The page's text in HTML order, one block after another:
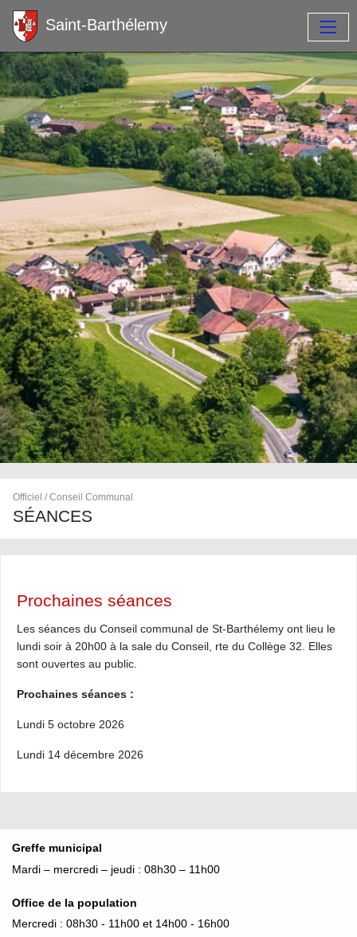
Saint-Barthélemy
Officiel / Conseil Communal
SÉANCES
Prochaines séances
Les séances du Conseil communal de St-Barthélemy ont lieu le
lundi soir à 20h00 à la sale du Conseil, rte du Collège 32. Elles
sont ouvertes au public.
Prochaines séances :
Lundi 5 octobre 2026
Lundi 14 décembre 2026
Greffe municipal
Mardi – mercredi – jeudi : 08h30 – 11h00
Office de la population
Mercredi : 08h30 - 11h00 et 14h00 - 16h00